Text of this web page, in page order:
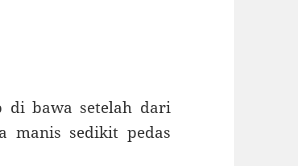
di bawa setelah dari
manis sedikit pedas